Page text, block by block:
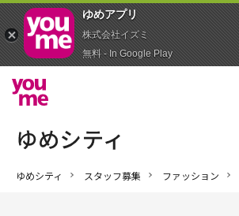
ゆめシティ スタッフ募集 ファッション
ゆめアプ‪リ‬
株式会社イズミ
無料 - In Google Play